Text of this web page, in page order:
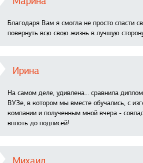
Благодаря Вам я смогла не просто спасти
повернуть всю свою жизнь в лучшую
Ирина
На самом деле, удивлена… сравнила
ВУЗе, в котором мы вместе обучались, с
компании и полученным мной вчера -
вплоть до подписей!